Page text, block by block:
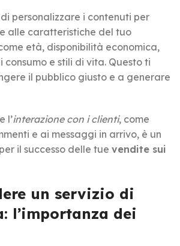
personalizzare i contenuti per
alle caratteristiche del tuo
età, disponibilità economica,
e stili di vita. Questo ti
il pubblico giusto e a generare
l’interazione con i clienti, come
e ai messaggi in arrivo, è un
il successo delle tue vendite sui
un servizio di
l’importanza dei